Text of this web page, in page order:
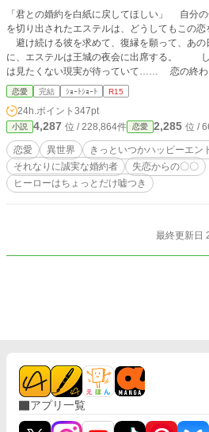
「君との婚約を白紙に戻してほしい」 自分の全てだったアイザックから別れ
を切り出されたエステルは、どうしてもこの恋
避け続ける彼を求めて、復縁を願って、あの
に、エステルは王城の夜会に出席する。 し
は見たくない現実が待っていて…… 恋の終わりを見届ける貴族青年と、行き
場を失った恋の中をさ迷う令嬢の終わりと始まりの物語。 ※他
複投稿しています。
恋愛 完結 ｼｮｰﾄｼｮｰﾄ R15
24h.ポイント 347pt
小説 4,287 位 / 228,864件 恋愛 2,285 位 /
恋愛 異世界 きっといつかハッピーエン
それなりに誠実な婚約者
失恋からの〇〇
ヒーローはちょっとだけ嘘つき
最終更新日
アプリ一覧